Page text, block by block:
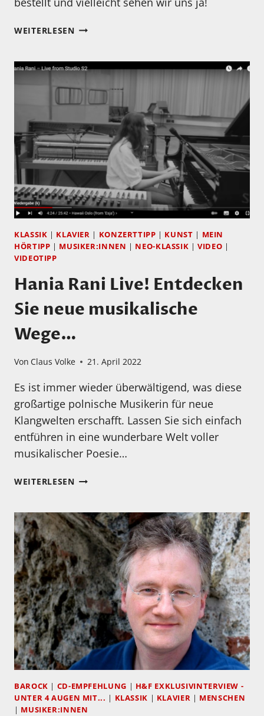
WEITERLESENKLAVIER-
2022
30.04
KLASSIK | KLAVIER | KONZERTTIPP | KUNST | MEIN
HÖRTIPP | MUSIKER:INNEN | NEO-KLASSIK |VIDEO |
VIDEOTIPP
Hania Rani Live! Entdecken
Sie neue musikalische
Wege…
Von Claus Volke 21. April 2022
Es ist immer wieder überwältigend, was diese
großartige polnische Musikerin für neue
Klangwelten erschafft. Lassen Sie sich einfach
entführen in eine wunderbare Welt voller
musikalischer Poesie…
WEITERLESENHANIA
ENTDECKEN
SIE
NEUE
MUSIKALISCHE
WEGE…
BAROCK | CD-EMPFEHLUNG | H&F EXKLUSIVINTERVIEW -
UNTER 4 AUGEN MIT... | KLASSIK | KLAVIER | MENSCHEN
| MUSIKER:INNEN